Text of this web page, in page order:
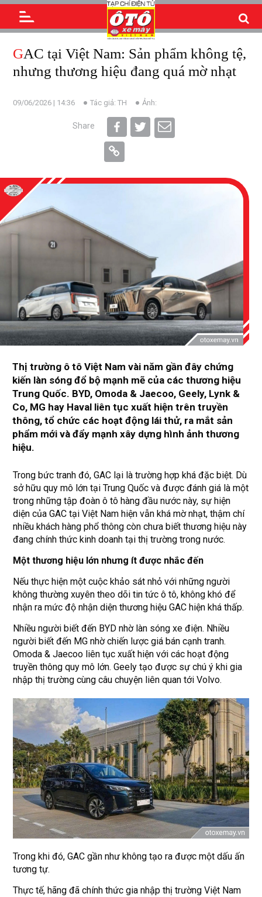
GAC tại Việt Nam: Sản phẩm không tệ,
nhưng thương hiệu đang quá mờ nhạt
09/06/2026 | 14:36 Tác giả: TH Ảnh:
Share
Thị trường ô tô Việt Nam vài năm gần đây chứng
kiến làn sóng đổ bộ mạnh mẽ của các thương hiệu
Trung Quốc. BYD, Omoda & Jaecoo, Geely, Lynk &
Co, MG hay Haval liên tục xuất hiện trên truyền
thông, tổ chức các hoạt động lái thử, ra mắt sản
phẩm mới và đẩy mạnh xây dựng hình ảnh thương
hiệu.
Trong bức tranh đó, GAC lại là trường hợp khá đặc biệt. Dù
sở hữu quy mô lớn tại Trung Quốc và được đánh giá là một
trong những tập đoàn ô tô hàng đầu nước này, sự hiện
diện của GAC tại Việt Nam hiện vẫn khá mờ nhạt, thậm chí
nhiều khách hàng phổ thông còn chưa biết thương hiệu này
đang chính thức kinh doanh tại thị trường trong nước.
Một thương hiệu lớn nhưng ít được nhắc đến
Nếu thực hiện một cuộc khảo sát nhỏ với những người
không thường xuyên theo dõi tin tức ô tô, không khó để
nhận ra mức độ nhận diện thương hiệu GAC hiện khá thấp.
Nhiều người biết đến BYD nhờ làn sóng xe điện. Nhiều
người biết đến MG nhờ chiến lược giá bán cạnh tranh.
Omoda & Jaecoo liên tục xuất hiện với các hoạt động
truyền thông quy mô lớn. Geely tạo được sự chú ý khi gia
nhập thị trường cùng câu chuyện liên quan tới Volvo.
Trong khi đó, GAC gần như không tạo ra được một dấu ấn
tương tự.
Thực tế, hãng đã chính thức gia nhập thị trường Việt Nam